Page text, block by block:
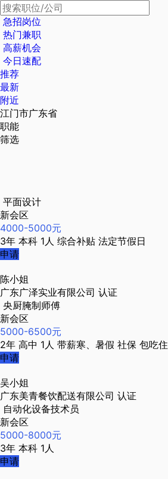
急招岗位
热门兼职
高薪机会
今日速配
推荐
最新
附近
江门市广东省
职能
筛选
平面设计
新会区
4000-5000元
3年 本科 1人 综合补贴 法定节假日
申请
陈小姐
广东广泽实业有限公司 认证
央厨腌制师傅
新会区
5000-6500元
2年 高中 1人 带薪寒、暑假 社保 包吃住
申请
吴小姐
广东美青餐饮配送有限公司 认证
自动化设备技术员
新会区
5000-8000元
3年 本科 1人
申请